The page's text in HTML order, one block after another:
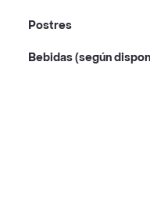
Postres